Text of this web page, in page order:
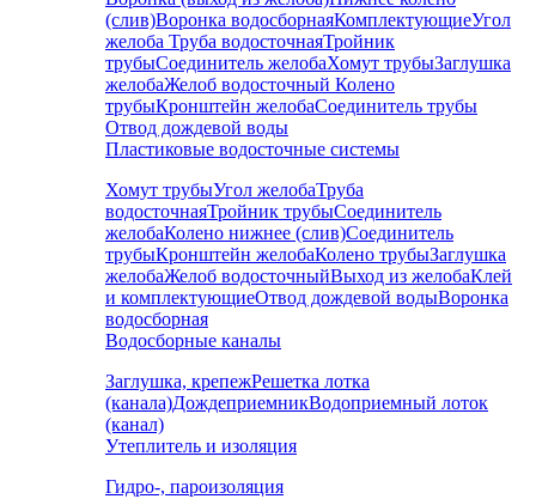
(слив)Воронка водосборнаяКомплектующиеУгол
желоба Труба водосточнаяТройник
трубыСоединитель желобаХомут трубыЗаглушка
желобаЖелоб водосточный Колено
трубыКронштейн желобаСоединитель трубы
Отвод дождевой воды
Пластиковые водосточные системы
Хомут трубыУгол желобаТруба
водосточнаяТройник трубыСоединитель
желобаКолено нижнее (слив)Соединитель
трубыКронштейн желобаКолено трубыЗаглушка
желобаЖелоб водосточныйВыход из желобаКлей
и комплектующиеОтвод дождевой водыВоронка
водосборная
Водосборные каналы
Заглушка, крепежРешетка лотка
(канала)ДождеприемникВодоприемный лоток
(канал)
Утеплитель и изоляция
Гидро-, пароизоляция